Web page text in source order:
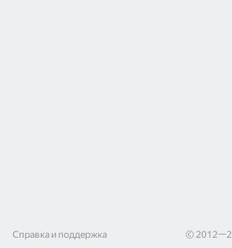
Справка и поддержка © 2012—